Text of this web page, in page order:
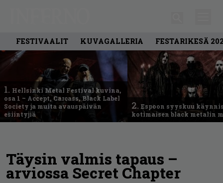
FESTIVAALIT KUVAGALLERIA FESTARIKESÄ
1. Hellsinki Metal Festival kuvina,
osa 1 – Accept, Carcass, Black Label
Society ja muita avauspäivän
esiintyjiä
2. Espoon syyskuu
kotimaisen black metalin
Täysin valmis tapaus –
arviossa Secret Chapter